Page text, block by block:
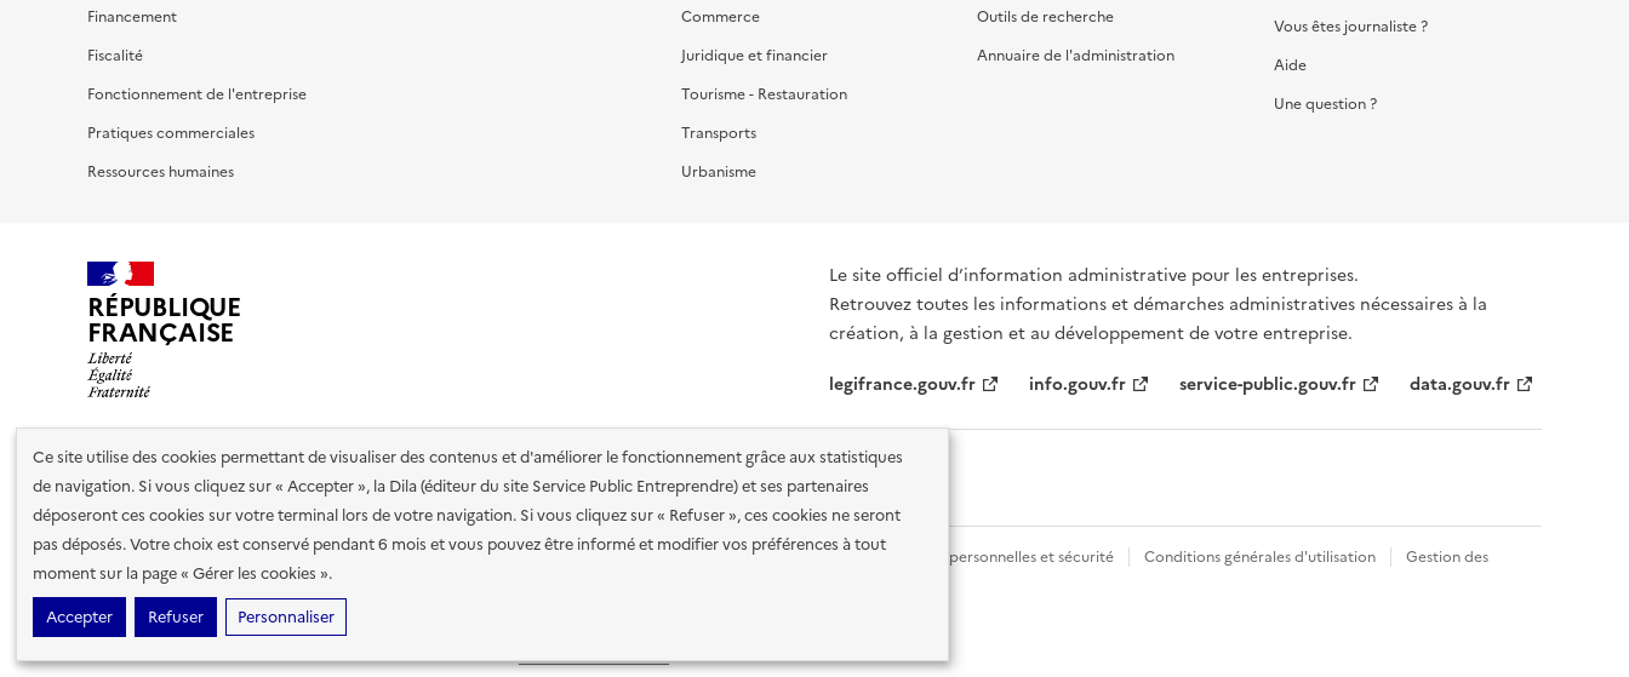
Ce site utilise des cookies permettant de visualiser des contenus et d'améliorer le fonctionnement grâce aux statistiques
de navigation. Si vous cliquez sur « Accepter », la Dila (éditeur du site Service Public Entreprendre) et ses partenaires
déposeront ces cookies sur votre terminal lors de votre navigation. Si vous cliquez sur « Refuser », ces cookies ne seront
pas déposés. Votre choix est conservé pendant 6 mois et vous pouvez être informé et modifier vos préférences à tout
moment sur la page « Gérer les cookies ».
Accepter
Refuser Personnaliser
Financement
Fiscalité
Fonctionnement de l'entreprise
Pratiques commerciales
Ressources humaines
Commerce
Juridique et financier
Tourisme - Restauration
Transports
Urbanisme
Outils de recherche
Annuaire de l'administration
Vous êtes journaliste ?
Aide
Une question ?
RÉPUBLIQUE
FRANÇAISE
Le site officiel d’information administrative pour les entreprises.
Retrouvez toutes les informations et démarches administratives nécessaires à la
création, à la gestion et au développement de votre entreprise.
legifrance.gouv.fr
info.gouv.fr service-public.gouv.fr data.gouv.fr
Nos partenaires
Plan du site Accessibilité : totalement conforme Accessibilité des services en ligne Mentions légales Données personnelles et sécurité Conditions générales d'utilisation
Gestion des
cookies
Paramètres d'affichage